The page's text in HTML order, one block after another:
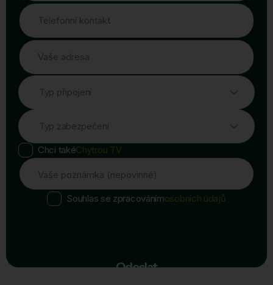
Telefonní kontakt
Vaše adresa
Typ připojení
Typ zabezpečení
Chci takéChytrou TV
Vaše poznámka (nepovinné)
Souhlas se zpracovánímosobních údajů
Odeslat